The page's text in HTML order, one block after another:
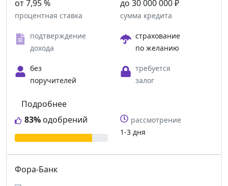
от 7,95 %
процентная ставка
до 30 000 000 ₽
сумма кредита
подтверждение
дохода
страхование
по желанию
без
поручителей
требуется
залог
83% одобрений
Подробнее
рассмотрение
1-3 дня
Фора-Банк